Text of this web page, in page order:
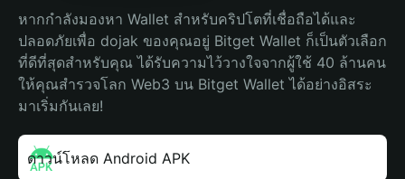
หากกำลังมองหา Wallet สำหรับคริปโตที่เชื่อถือได้และ
ปลอดภัยเพื่อ dojak ของคุณอยู่ Bitget Wallet ก็เป็นตัวเลือก
ที่ดีที่สุดสำหรับคุณ ได้รับความไว้วางใจจากผู้ใช้ 40 ล้านคน
ให้คุณสำรวจโลก Web3 บน Bitget Wallet ได้อย่างอิสระ
มาเริ่มกันเลย!
ดาวน์โหลด Android APK